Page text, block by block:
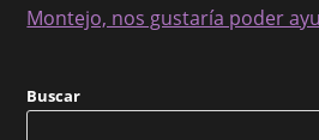
Montejo, nos gustaría poder
Buscar